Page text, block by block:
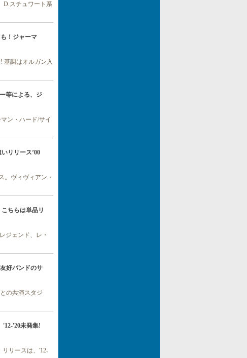
D.スチュワート系
！ジャーマ
基調はオルガン入
等による、ジ
ン・ハード/サイ
リリース’00
。ヴィヴィアン・
ちらは単品リ
ジェンド、レ・
好バンドのサ
の共演スタジ
'12-'20未発集!
リースは、'12-